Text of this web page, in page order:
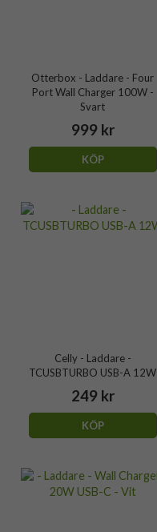
Otterbox - Laddare - Four
Port Wall Charger 100W -
Svart
999 kr
KÖP
Celly - Laddare -
TCUSBTURBO USB-A 12W
249 kr
KÖP